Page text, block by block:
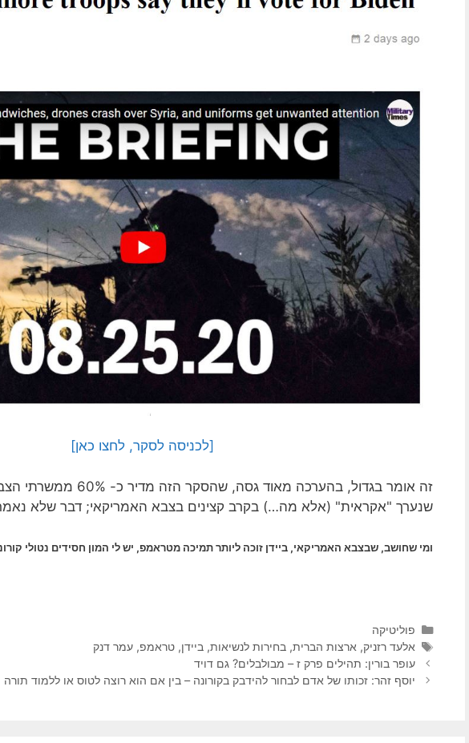
[לכניסה לסקר, לחצו כאן]
זה אומר בגדול, בהערכה מאוד
שנערך "אקראית" (אלא מה…) בקרב קצינים בצבא האמריקאי; דבר שלא
ומי שחושב, שבצבא האמריקאי, ביידן זוכה ליותר תמיכה מטראמפ, יש לי המון חסידים נטולי
קטגוריות
פוליטיקה
תגיות
אלעד רזניק, ארצות הברית, בחירות לנשיאות, ביידן, טראמפ, עמר דנק
עופר בורין: תהילים פרק ז – מבולבלים? גם דויד
יוסף זהר: זכותו של אדם לבחור להידבק בקורונה – בין אם הוא רוצה לטוס או ללמוד תורה